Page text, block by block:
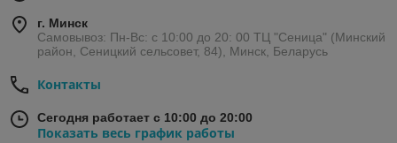
г. Минск
Самовывоз: Пн-Вс: с 10:00 до 20: 00 ТЦ "Сеница" (Минский
район, Сеницкий сельсовет, 84), Минск, Беларусь
Контакты
Сегодня работает с 10:00 до 20:00
Показать весь график работы